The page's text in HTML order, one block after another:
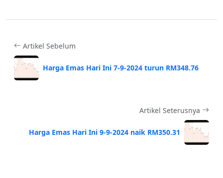
Artikel Sebelum
Harga Emas Hari Ini 7-9-2024 turun RM348.76
Artikel Seterusnya
Harga Emas Hari Ini 9-9-2024 naik RM350.31